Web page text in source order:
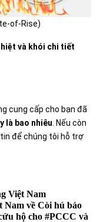
of-Rise)
và khói chi tiết
cung cấp cho bạn đã
là bao nhiêu . Nếu còn
để chúng tôi hỗ trợ
Việt Nam
Nam về Còi hú báo
hộ cho #PCCC và